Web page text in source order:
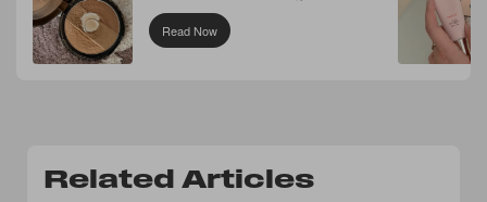
Read Now
Related Articles